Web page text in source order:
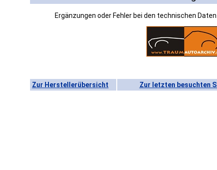
Ergänzungen oder Fehler bei den technischen
Zur Herstellerübersicht Zur letzten besuchten